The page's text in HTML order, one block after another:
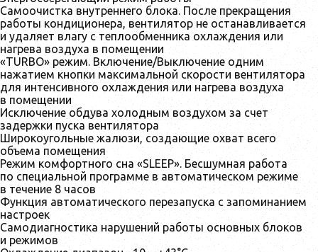
Самоочистка внутреннего блока. После прекращения
работы кондиционера, вентилятор не останавливается
и удаляет влагу с теплообменника охлаждения или
нагрева воздуха в помещении
«TURBO» режим. Включение/Выключение одним
нажатием кнопки максимальной скорости вентилятора
для интенсивного охлаждения или нагрева воздуха
в помещении
Исключение обдува холодным воздухом за счет
задержки пуска вентилятора
Широкоугольные жалюзи, создающие охват всего
объема помещения
Режим комфортного сна «SLЕЕР». Бесшумная работа
по специальной программе в автоматическом режиме
в течение 8 часов
Функция автоматического перезапуска с запоминанием
настроек
Самодиагностика нарушений работы основных блоков
и режимов